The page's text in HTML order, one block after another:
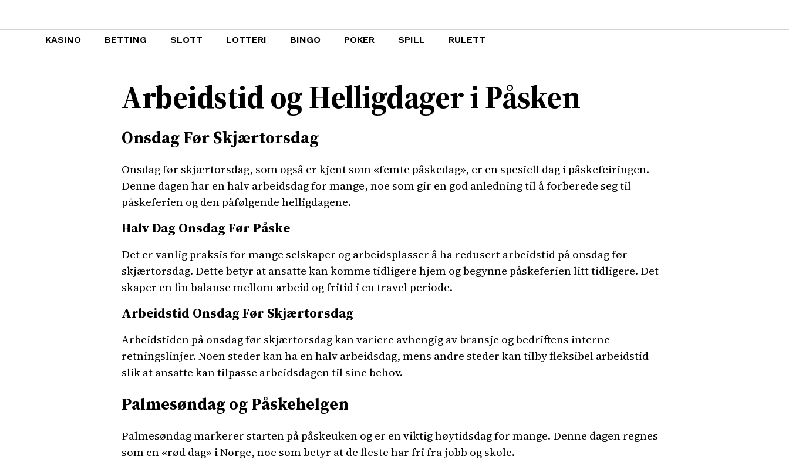
KASINO BETTING SLOTT LOTTERI BINGO POKER SPILL RULETT
Arbeidstid og Helligdager i Påsken
Onsdag Før Skjærtorsdag
Onsdag før skjærtorsdag, som også er kjent som «femte påskedag», er en spesiell dag i påskefeiringen.
Denne dagen har en halv arbeidsdag for mange, noe som gir en god anledning til å forberede seg til
påskeferien og den påfølgende helligdagene.
Halv Dag Onsdag Før Påske
Det er vanlig praksis for mange selskaper og arbeidsplasser å ha redusert arbeidstid på onsdag før
skjærtorsdag. Dette betyr at ansatte kan komme tidligere hjem og begynne påskeferien litt tidligere. Det
skaper en fin balanse mellom arbeid og fritid i en travel periode.
Arbeidstid Onsdag Før Skjærtorsdag
Arbeidstiden på onsdag før skjærtorsdag kan variere avhengig av bransje og bedriftens interne
retningslinjer. Noen steder kan ha en halv arbeidsdag, mens andre steder kan tilby fleksibel arbeidstid
slik at ansatte kan tilpasse arbeidsdagen til sine behov.
Palmesøndag og Påskehelgen
Palmesøndag markerer starten på påskeuken og er en viktig høytidsdag for mange. Denne dagen regnes
som en «rød dag» i Norge, noe som betyr at de fleste har fri fra jobb og skole.